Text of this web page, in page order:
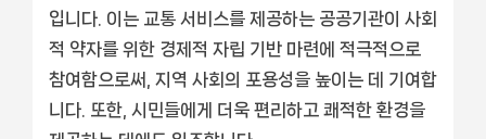
입니다. 이는 교통 서비스를 제공하는 공공기관이 사회
적 약자를 위한 경제적 자립 기반 마련에 적극적으로
참여함으로써, 지역 사회의 포용성을 높이는 데 기여합
니다. 또한, 시민들에게 더욱 편리하고 쾌적한 환경을